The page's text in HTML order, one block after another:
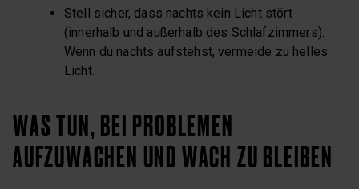
Stell sicher, dass nachts kein Licht stört
(innerhalb und außerhalb des Schlafzimmers).
Wenn du nachts aufstehst, vermeide zu helles
Licht.
WAS TUN, BEI PROBLEMEN
AUFZUWACHEN UND WACH ZU BLEIBEN